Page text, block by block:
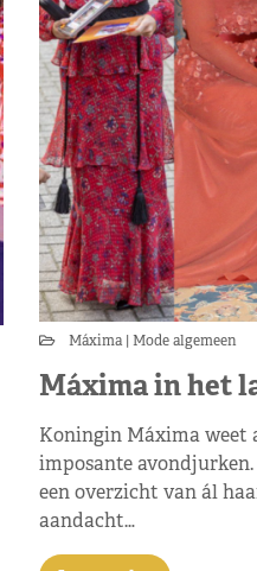
Máxima Mode algemeen
Máxima in het
Koningin Máxima weet
imposante
een overzicht van ál
aandacht…